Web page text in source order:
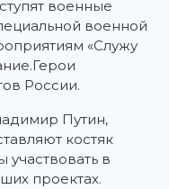
военные
военной
«Служу
России.
Путин,
костяк
в
проектах.